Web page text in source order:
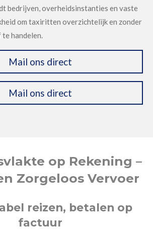
bedrijven, overheidsinstanties en vaste
om taxiritten overzichtelijk en zonder
handelen.
Mail ons direct
Mail ons direct
op Rekening –
Zorgeloos Vervoer
reizen, betalen op
factuur